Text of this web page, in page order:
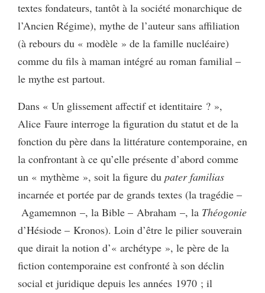
textes fondateurs, tantôt à la société monarchique de
l’Ancien Régime), mythe de l’auteur sans affiliation
(à rebours du « modèle » de la famille nucléaire)
comme du fils à maman intégré au roman familial –
le mythe est partout.
Dans « Un glissement affectif et identitaire ? »,
Alice Faure interroge la figuration du statut et de la
fonction du père dans la littérature contemporaine, en
la confrontant à ce qu’elle présente d’abord comme
un « mythème », soit la figure du pater familias
incarnée et portée par de grands textes (la tragédie –
Agamemnon –, la Bible – Abraham –, la Théogonie
d’Hésiode – Kronos). Loin d’être le pilier souverain
que dirait la notion d’« archétype », le père de la
fiction contemporaine est confronté à son déclin
social et juridique depuis les années 1970 ; il